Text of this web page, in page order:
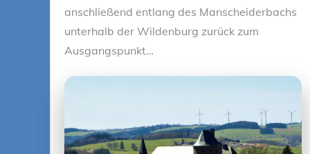
anschließend entlang des Manscheiderbachs
unterhalb der Wildenburg zurück zum
Ausgangspunkt…